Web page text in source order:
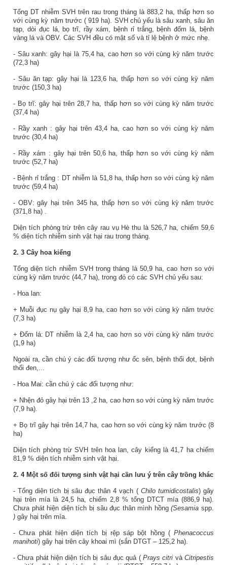
Tổng DT nhiễm SVH trên rau trong tháng là 883,2 ha, thấp hơn so
với cùng kỳ năm trước ( 919 ha). SVH chủ yếu là sâu xanh, sâu ăn
tạp, dòi đục lá, bọ trĩ, rầy xám, bệnh rỉ trắng, bệnh đốm lá, bệnh
vàng lá và OBV. Các SVH đều có mật số và tỉ lệ bệnh ở mức nhẹ.
- Sâu xanh: gây hại là 75,4 ha, cao hơn so với cùng kỳ năm trước
(72,3 ha)
- Sâu ăn tạp: gây hại là 123,6 ha, thấp hơn so với cùng kỳ năm
trước (150,3 ha)
- Bọ trĩ: gây hại trên 28,7 ha, thấp hơn so với cùng kỳ nămtrước
(37,4 ha)
- Rầy xanh : gây hại trên 43,4 ha, cao hơn so với cùng kỳ năm
trước (30,4 ha)
- Rầy xám : gây hại trên 50,6 ha,thấp hơn so với cùng kỳ năm
trước (52,7 ha)
- Bệnh rỉ trắng : DT nhiễm là 51,8 ha,thấp hơn so vớicùng kỳ năm
trước (59,4 ha)
- OBV: gây hại trên 345 ha, thấp hơn so với cùng kỳ nămtrước
(371,8 ha)
Diện tích phòng trừ trên cây rau vụ Hè thu là 526,7 ha, chiếm59,6
% diện tích nhiễm sinh vật hại rau trong tháng.
2. 3 Cây hoa kiểng
Tổng diện tích nhiễm SVH trong tháng là 50,9 ha,cao hơn so với
cùng kỳ năm trước (44,7 ha), trong đó có các SVH chủ yếu sau:
- Hoa lan:
+ Muỗi đục nụ gây hại 8,9 ha, cao hơn so với cùng kỳ năm trước
(7,3 ha)
+ Đốm lá: DT nhiễm là 2,4 ha,cao hơn so với cùng kỳ năm trước
(1,9 ha)
Ngoài ra, cần chú ý các đối tượng như ốc sên, bệnh thối đọt, bệnh
thối đen,...
- Hoa Mai: cần chú ý các đối tượng như:
+ Nhện đỏ gây hại trên 13 2 ha, cao hơn so với cùng kỳ năm trước
(7,9 ha)
+ Bọ trĩ gây hại trên 14,7 ha, cao hơn so với cùng kỳ năm trước (8
ha)
Diện tích phòng trừ SVH trên hoa lan, cây kiểng là41,7 ha chiếm
81,9 % diện tích nhiễm sinh vật hại.
2. 4 Một số đối tượng sinh vật hại cần lưu ý trên cây trồng khác
- Tổng diện tích bị sâu đục thân 4 vạch ( Chilo tumidicostalis) gây
hại trên mía là 24,5 ha, chiếm 2,8 % tổng DTCT mía (886,9 ha).
Chưa phát hiện diện tích bị sâu đục thân mình hồng(Sesamiaspp.
) gây hại trên mía.
- Chưa phát hiện diện tích bị rệp sáp bột hồng ( Phenacoccus
manihoti) gây hại trên cây khoai mì (sắn DTGT – 125,2 ha).
- Chưa phát hiện diện tích bị sâu đục quả ( Prays citri vàCitripestis